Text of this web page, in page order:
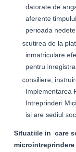
datorate de
aferente
perioada
scutirea de la
inmatriculare
pentru
consiliere,
Implementarea
Intreprinderi
isi are sediul
Situatiile in care